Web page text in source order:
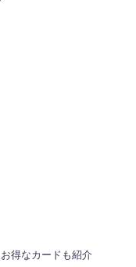
得なカードも紹介